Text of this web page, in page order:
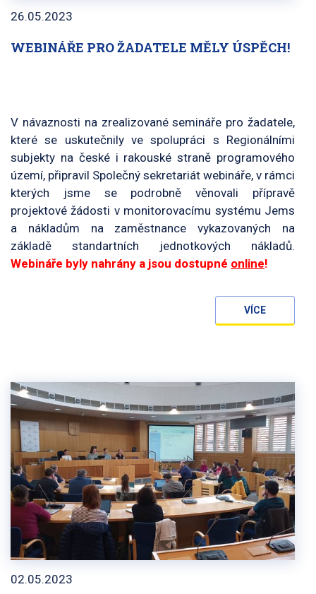
WEBINÁŘE PRO ŽADATELE MĚLY ÚSPĚCH!
26.05.2023
V návaznosti na zrealizované semináře pro žadatele,
které se uskutečnily ve spolupráci s Regionálními
subjekty na české i rakouské straně programového
území, připravil Společný sekretariát webináře, v rámci
kterých jsme se podrobně věnovali přípravě
projektové žádosti v monitorovacímu systému Jems
a nákladům na zaměstnance vykazovaných na
základě standartních jednotkových nákladů.
Webináře byly nahrány a jsou dostupné online!
VÍCE
02.05.2023